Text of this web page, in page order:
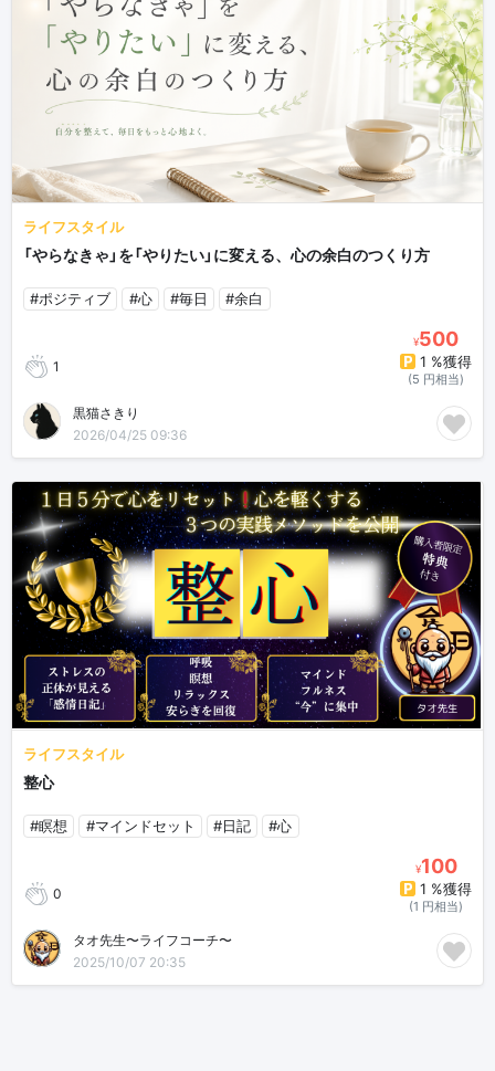
ライフスタイル
「やらなきゃ」を「やりたい」に変える、心の余白のつくり方
#ポジティブ #心 #毎日 #余白
1
¥500
1 %獲得
(5 円相当)
黒猫さきり
2026/04/25 09:36
ライフスタイル
整心
#瞑想 #マインドセット #日記 #心
0
¥100
1 %獲得
(1 円相当)
タオ先生〜ライフコーチ〜
2025/10/07 20:35